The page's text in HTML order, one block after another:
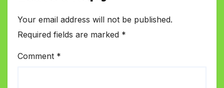
Your email address will not be published.
Required fields are marked *
Comment *